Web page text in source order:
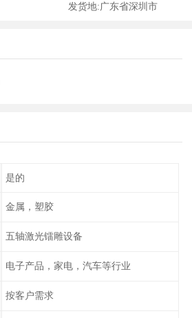
发货地:广东省深圳市
是的
金属，塑胶
五轴激光镭雕设备
电子产品，家电，汽车等行业
按客户需求